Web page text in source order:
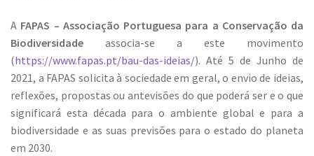
A FAPAS – Associação Portuguesa para a Conservação da
Biodiversidade associa-se a este movimento
(https://www.fapas.pt/bau-das-ideias/). Até 5 de Junho de
2021, a FAPAS solicita à sociedade em geral, o envio de ideias,
reflexões, propostas ou antevisões do que poderá ser e o que
significará esta década para o ambiente global e para a
biodiversidade e as suas previsões para o estado do planeta
em 2030.